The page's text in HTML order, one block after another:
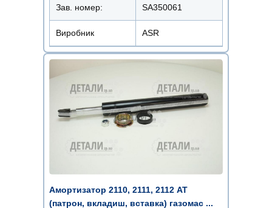
Зав. номер: SA350061
Виробник ASR
Амортизатор 2110, 2111, 2112 AT
(патрон, вкладиш, вставка) газомас ...